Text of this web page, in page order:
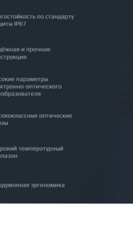
универсальный
для охоты днем и
Спасибо Семену за
своим прицеломNocpix."